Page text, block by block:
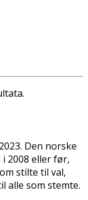
Den norske
2008 eller før,
stilte til val,
alle som stemte.